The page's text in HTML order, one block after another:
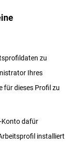
zu
Ihres
für dieses Profil zu
Konto dafür
installiert